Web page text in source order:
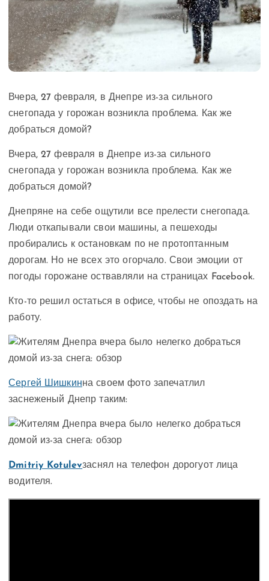
Вчера, 27 февраля, в Днепре из-за сильного
снегопада у горожан возникла проблема. Как же
добраться домой?
Вчера, 27 февраля в Днепре из-за сильного
снегопада у горожан возникла проблема. Как же
добраться домой?
Днепряне на себе ощутили все прелести снегопада.
Люди откапывали свои машины, а пешеходы
пробирались к остановкам по не протоптанным
дорогам. Но не всех это огорчало. Свои эмоции от
погоды горожане оствавляли на страницах Facebook.
Кто-то решил остаться в офисе, чтобы не опоздать на
работу.
Сергей Шишкинна своем фото запечатлил
заснеженый Днепр таким:
Dmitriy Kotulevзаснял на телефон дорогуот лица
водителя.